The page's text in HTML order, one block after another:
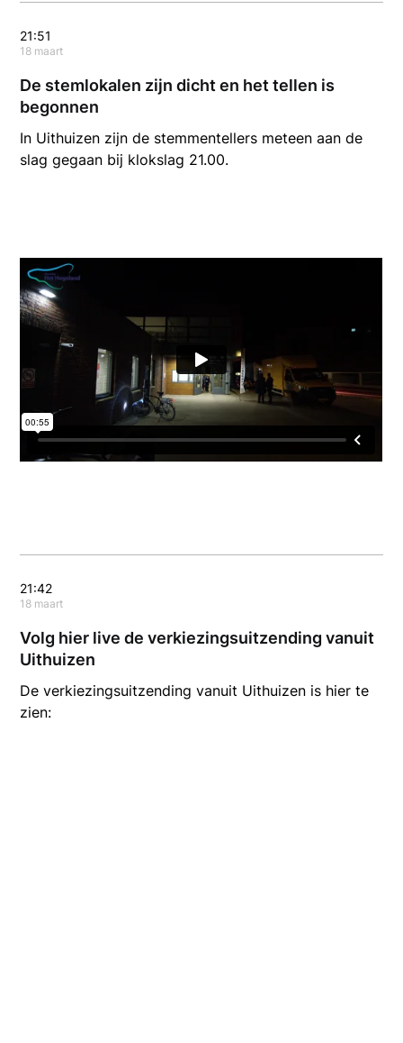
21:51
18 maart
De stemlokalen zijn dicht en het tellen is
begonnen
In Uithuizen zijn de stemmentellers meteen aan de
slag gegaan bij klokslag 21.00.
21:42
18 maart
Volg hier live de verkiezingsuitzending vanuit
Uithuizen
De verkiezingsuitzending vanuit Uithuizen is hier te
zien: